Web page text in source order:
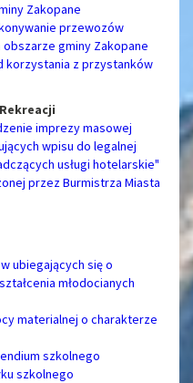
Zakopane
przewozów
gminy Zakopane
korzystania z przystanków
imprezy masowej
wpisu do legalnej
usługi hotelarskie"
przez Burmistrza Miasta
ubiegających się o
młodocianych
materialnej o charakterze
szkolnego
szkolnego